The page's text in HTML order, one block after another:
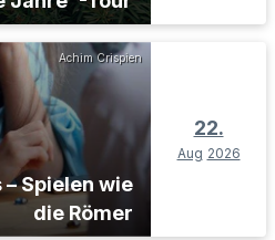
Achim Crispien
Spielen wie
die Römer
22.
Aug 2026